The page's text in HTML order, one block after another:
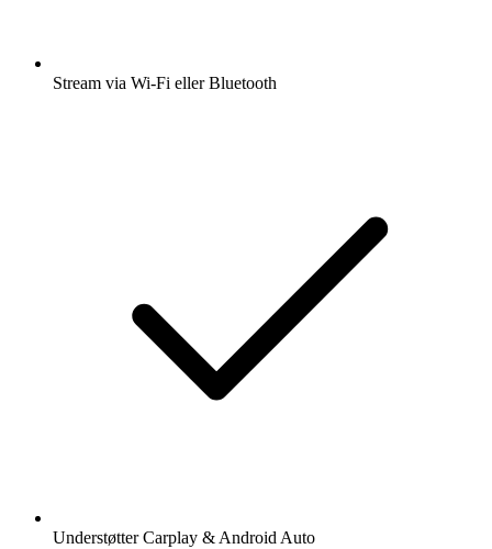
Stream via Wi-Fi eller Bluetooth
Understøtter Carplay & Android Auto